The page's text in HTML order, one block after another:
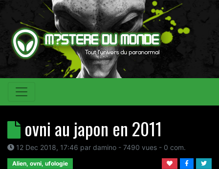
ovni au japon en 2011
12 Dec 2018, 17:46 par damino - 7490 vues - 0 com.
Alien, ovni, ufologie